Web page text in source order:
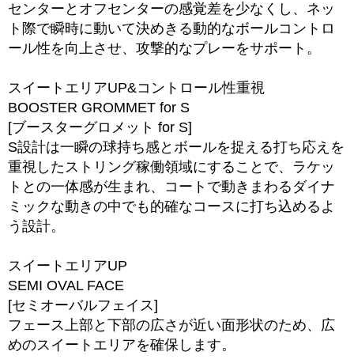
センターとオフセンターの感覚差を少なくし、ネッ
ト際で瞬時に動いて決めきる動的なボールコントロ
ール性を向上させ、攻撃的なプレーをサポート。
スイートエリアUP&コントロール性重視
BOOSTER GROMMET for S
[ブースターグロメット for S]
S設計は一瞬の球持ち感とボールを捉える打ち応えを
重視したストリング稼働領域にすることで、ラケッ
トとの一体感が生まれ、コートで動きまわるダイナ
ミックな動きの中でも的確なコースに打ち込めるよ
う設計。
スイートエリアUP
SEMI OVAL FACE
[セミオーバルフェイス]
フェース上部と下部の広さが近い面形状のため、広
めのスイートエリアを確保します。